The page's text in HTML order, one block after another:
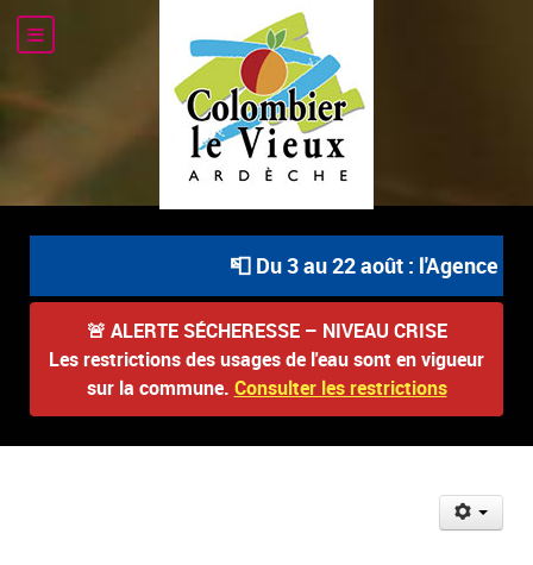
📮 Du 3 au 22 août : l'Agence
🚨 ALERTE SÉCHERESSE – NIVEAU CRISE
Les restrictions des usages de l'eau sont en vigueur
sur la commune. Consulter les restrictions